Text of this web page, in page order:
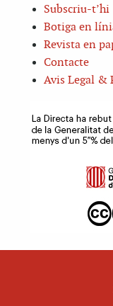
Subscriu-t’hi
Botiga en
Revista en
Contacte
Avis Legal &